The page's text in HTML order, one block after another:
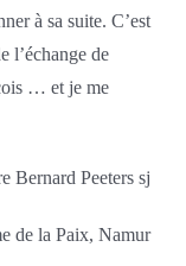
à sa suite. C’est
l’échange de
… et je me
Bernard Peeters sj
de la Paix, Namur